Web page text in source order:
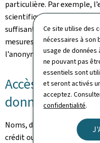
Ce site utilise des
nécessaires à son
usage de
ne pouvant pas
essentiels sont
et seront activés
acceptez.
confidentialité.
particulière. Par exemple,
scientifique et des études
suffisantes pour la
mesures techniques et
l’anonymisation des
Accès non
données
Noms, dates de naissance,
crédit ou d’autres